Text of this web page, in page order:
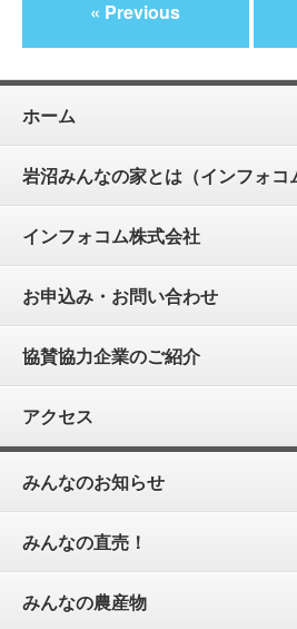
« Previous
ホーム
岩沼みんなの家とは（インフォコ
インフォコム株式会社
お申込み・お問い合わせ
協賛協力企業のご紹介
アクセス
みんなのお知らせ
みんなの直売！
みんなの農産物